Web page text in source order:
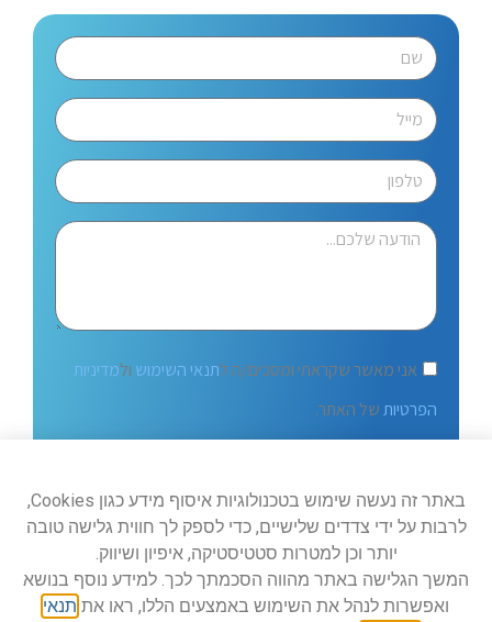
אני מאשר שקראתי ומסכים/ה לתנאי השימוש ולמדיניות
הפרטיותשל האתר.
באתר זה נעשה שימוש בטכנולוגיות איסוף מידע כגון Cookies,
לרבות על ידי צדדים שלישיים, כדי לספק לך חווית גלישה טובה
יותר וכן למטרות סטטיסטיקה, איפיון ושיווק.
המשך הגלישה באתר מהווה הסכמתך לכך. למידע נוסף בנושא
ואפשרות לנהל את השימוש באמצעים הללו, ראו את תנאי